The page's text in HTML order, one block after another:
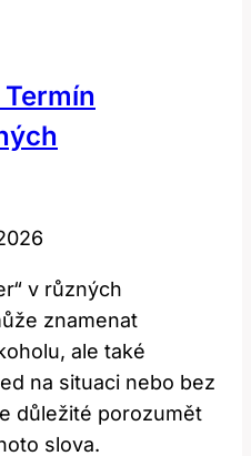
v různých
znamenat
ale také
na situaci nebo bez
důležité porozumět
slova.